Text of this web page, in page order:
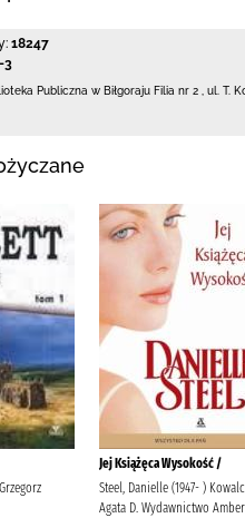
18247
3
Publiczna w Biłgoraju Filia nr 2 ul. T.
Jej Książęca Wysokość /
Steel, Danielle (1947- )
Agata D. Wydawnictwo Amber